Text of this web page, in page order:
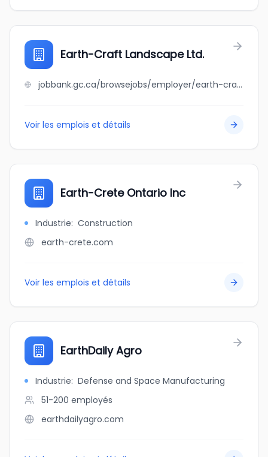
Earth-Craft Landscape Ltd.
jobbank.gc.ca/browsejobs/employer/earth-craft+landscape+ltd./ca
Voir les emplois et détails
Earth-Crete Ontario Inc
Industrie: Construction
earth-crete.com
Voir les emplois et détails
EarthDaily Agro
Industrie: Defense and Space Manufacturing
51-200 employés
earthdailyagro.com